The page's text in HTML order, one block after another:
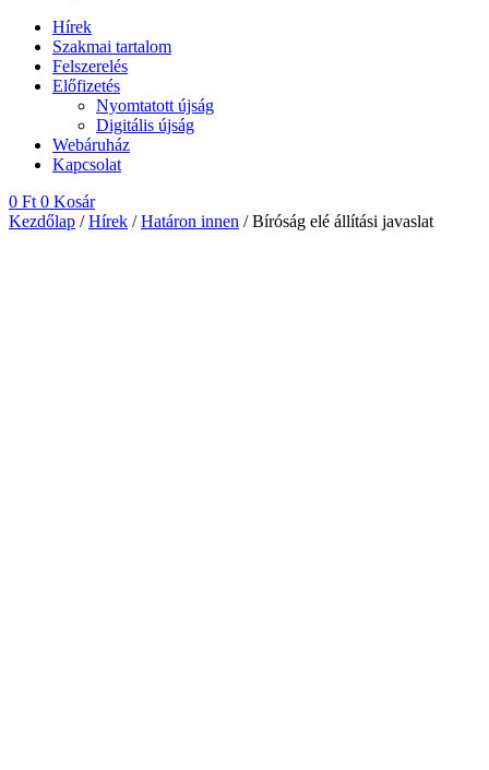
Hírek
Szakmai tartalom
Felszerelés
Előfizetés
Nyomtatott újság
Digitális újság
Webáruház
Kapcsolat
0 Ft 0 Kosár
Kezdőlap /Hírek /Határon innen / Bíróság elé állítási javaslat